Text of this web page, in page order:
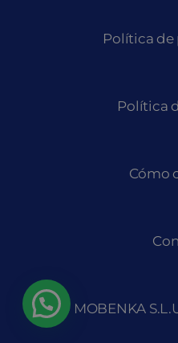
Política
Política
Cómo
© MOBENKA